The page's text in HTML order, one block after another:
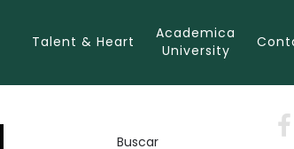
Talent & Heart
Academica
University